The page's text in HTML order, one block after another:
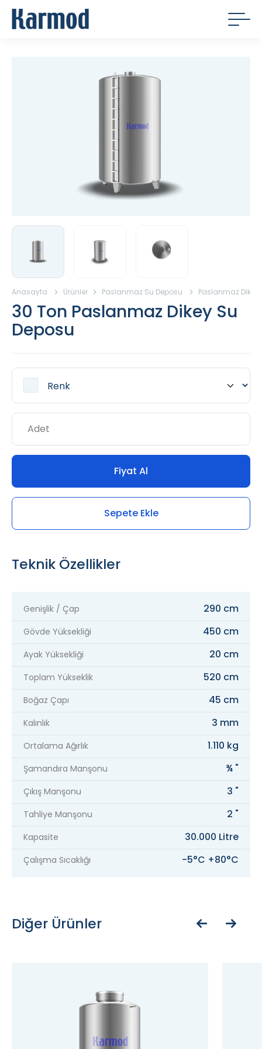
Anasayfa Ürünler Paslanmaz Su Deposu Paslanmaz Dikey
30 Ton Paslanmaz Dikey Su
Deposu
Fiyat Al
Sepete Ekle
Teknik Özellikler
Genişlik / Çap 290 cm
Gövde Yüksekliği 450 cm
Ayak Yüksekliği 20 cm
Toplam Yükseklik 520 cm
Boğaz Çapı 45 cm
Kalınlık 3 mm
Ortalama Ağırlık 1.110 kg
Şamandıra Manşonu ¾ "
Çıkış Manşonu 3 "
Tahliye Manşonu 2 "
Kapasite 30.000 Litre
Çalışma Sıcaklığı -5°C +80°C
Diğer Ürünler